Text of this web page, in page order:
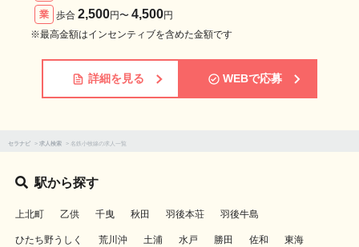
業
歩合 2,500円〜 4,500円
※最高金額はインセンティブを含めた金額です
詳細を見る WEBで応募
セラナビ > 求人検索 > 名鉄小牧線の求人一覧
駅から探す
上北町 乙供 千曳 秋田 羽後本荘 羽後牛島
ひたち野うしく 荒川沖 土浦 水戸 勝田 佐和 東海